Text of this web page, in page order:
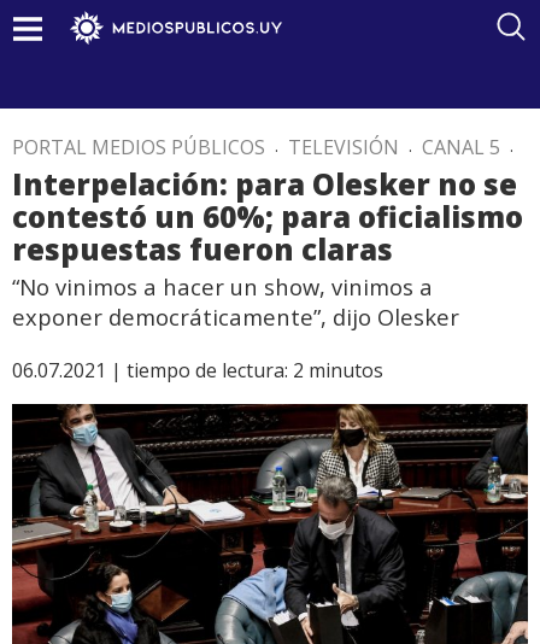
PORTAL MEDIOS PÚBLICOS . TELEVISIÓN . CANAL 5 .
Interpelación: para Olesker no se
contestó un 60%; para oficialismo
respuestas fueron claras
“No vinimos a hacer un show, vinimos a
exponer democráticamente”, dijo Olesker
06.07.2021 | tiempo de lectura: 2 minutos